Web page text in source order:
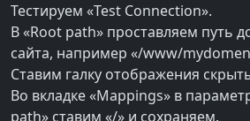
Тестируем «Test Connection».
В «Root path» проставляем путь
сайта, например «/www/
Ставим галку отображения
Во вкладке «Mappings» в
path» ставим «/» и сохраняем.